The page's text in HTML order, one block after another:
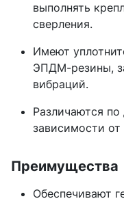
выполнять
сверления.
Имеют
ЭПДМ-резины,
вибраций.
Различаются
зависимости
Преимущества
Обеспечивают